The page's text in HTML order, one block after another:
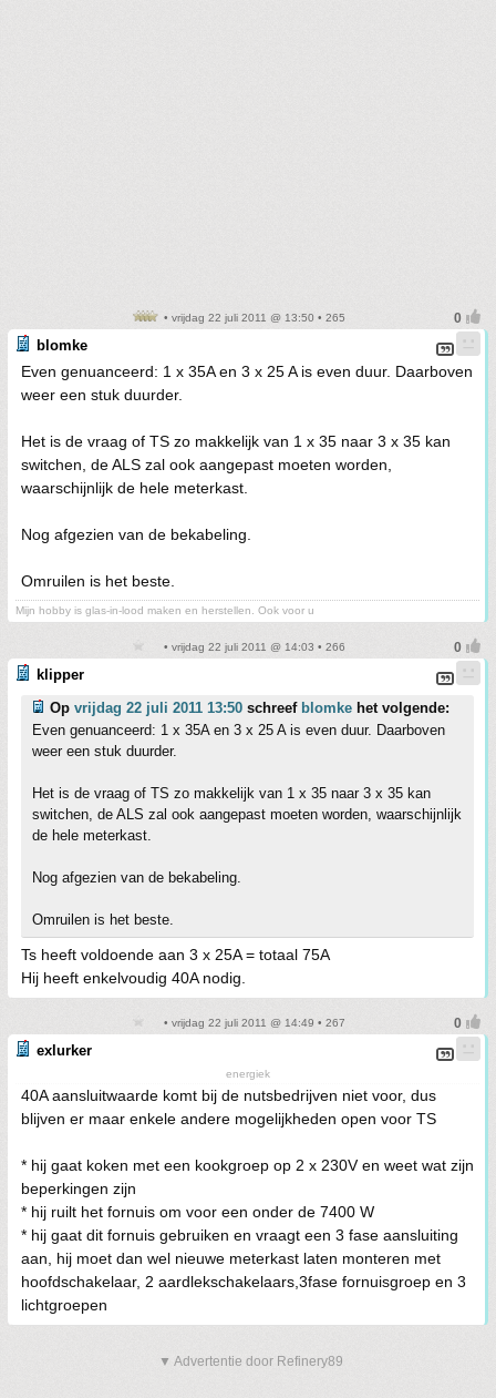
• vrijdag 22 juli 2011 @ 13:50 • 265
blomke
Even genuanceerd: 1 x 35A en 3 x 25 A is even duur. Daarboven
weer een stuk duurder.
Het is de vraag of TS zo makkelijk van 1 x 35 naar 3 x 35 kan
switchen, de ALS zal ook aangepast moeten worden,
waarschijnlijk de hele meterkast.
Nog afgezien van de bekabeling.
Omruilen is het beste.
Mijn hobby is glas-in-lood maken en herstellen. Ook voor u
• vrijdag 22 juli 2011 @ 14:03 • 266
klipper
Op vrijdag 22 juli 2011 13:50 schreef blomke het volgende:
Even genuanceerd: 1 x 35A en 3 x 25 A is even duur. Daarboven
weer een stuk duurder.
Het is de vraag of TS zo makkelijk van 1 x 35 naar 3 x 35 kan
switchen, de ALS zal ook aangepast moeten worden, waarschijnlijk
de hele meterkast.
Nog afgezien van de bekabeling.
Omruilen is het beste.
Ts heeft voldoende aan 3 x 25A = totaal 75A
Hij heeft enkelvoudig 40A nodig.
• vrijdag 22 juli 2011 @ 14:49 • 267
exlurker
energiek
40A aansluitwaarde komt bij de nutsbedrijven niet voor, dus
blijven er maar enkele andere mogelijkheden open voor TS
* hij gaat koken met een kookgroep op 2 x 230V en weet wat zijn
beperkingen zijn
* hij ruilt het fornuis om voor een onder de 7400 W
* hij gaat dit fornuis gebruiken en vraagt een 3 fase aansluiting
aan, hij moet dan wel nieuwe meterkast laten monteren met
hoofdschakelaar, 2 aardlekschakelaars,3fase fornuisgroep en 3
lichtgroepen
▼ Advertentie door Refinery89